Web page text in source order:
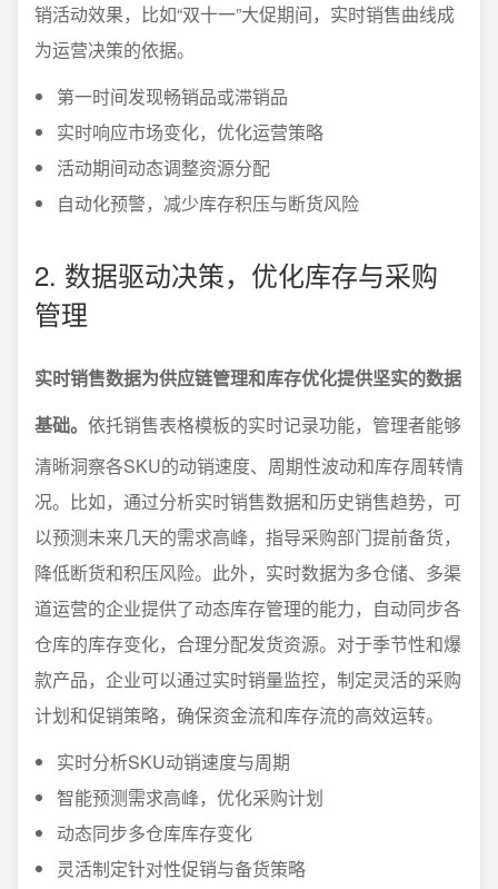
销活动效果，比如“双十一”大促期间，实时销售曲线成
为运营决策的依据。
第一时间发现畅销品或滞销品
实时响应市场变化，优化运营策略
活动期间动态调整资源分配
自动化预警，减少库存积压与断货风险
2. 数据驱动决策，优化库存与采购
管理
实时销售数据为供应链管理和库存优化提供坚实的数据
基础。 依托销售表格模板的实时记录功能，管理者能够
清晰洞察各SKU的动销速度、周期性波动和库存周转情
况。比如，通过分析实时销售数据和历史销售趋势，可
以预测未来几天的需求高峰，指导采购部门提前备货，
降低断货和积压风险。此外，实时数据为多仓储、多渠
道运营的企业提供了动态库存管理的能力，自动同步各
仓库的库存变化，合理分配发货资源。对于季节性和爆
款产品，企业可以通过实时销量监控，制定灵活的采购
计划和促销策略，确保资金流和库存流的高效运转。
实时分析SKU动销速度与周期
智能预测需求高峰，优化采购计划
动态同步多仓库库存变化
灵活制定针对性促销与备货策略